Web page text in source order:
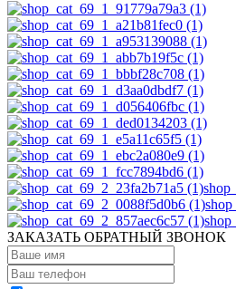
ЗАКАЗАТЬ ОБРАТНЫЙ ЗВОНОК